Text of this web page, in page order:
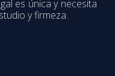
es única y necesita
y firmeza.